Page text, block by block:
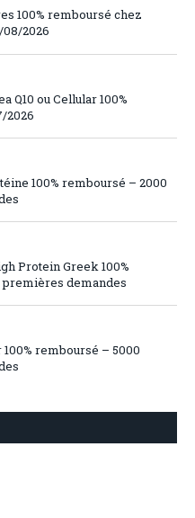
100% remboursé chez
08/2026
Q10 ou Cellular 100%
2026
100% remboursé – 2000
Protein Greek 100%
demandes
remboursé – 5000